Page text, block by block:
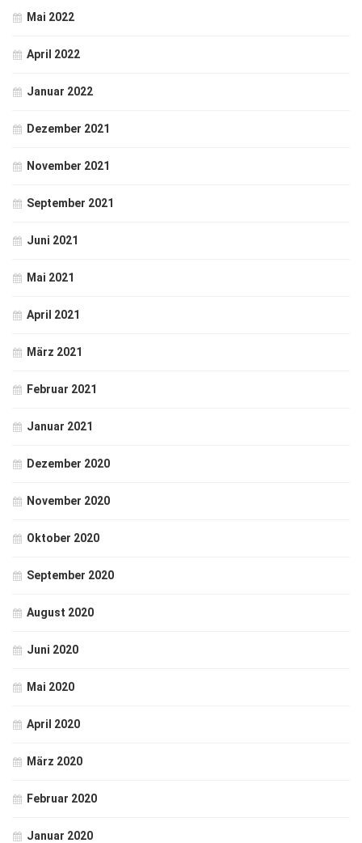
Mai 2022
April 2022
Januar 2022
Dezember 2021
November 2021
September 2021
Juni 2021
Mai 2021
April 2021
März 2021
Februar 2021
Januar 2021
Dezember 2020
November 2020
Oktober 2020
September 2020
August 2020
Juni 2020
Mai 2020
April 2020
März 2020
Februar 2020
Januar 2020